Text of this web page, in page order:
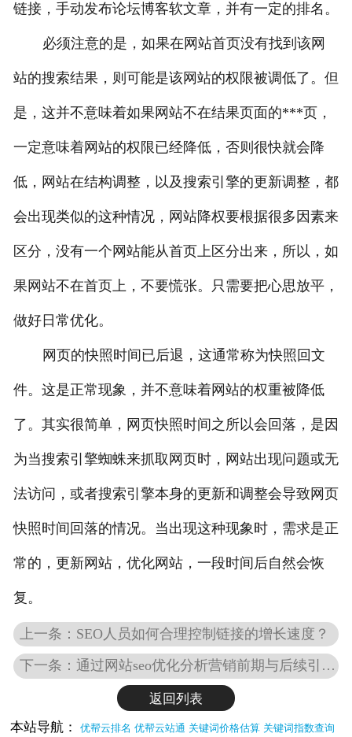
链接，手动发布论坛博客软文章，并有一定的排名。
必须注意的是，如果在网站首页没有找到该网
站的搜索结果，则可能是该网站的权限被调低了。但
是，这并不意味着如果网站不在结果页面的***页，
一定意味着网站的权限已经降低，否则很快就会降
低，网站在结构调整，以及搜索引擎的更新调整，都
会出现类似的这种情况，网站降权要根据很多因素来
区分，没有一个网站能从首页上区分出来，所以，如
果网站不在首页上，不要慌张。只需要把心思放平，
做好日常优化。
网页的快照时间已后退，这通常称为快照回文
件。这是正常现象，并不意味着网站的权重被降低
了。其实很简单，网页快照时间之所以会回落，是因
为当搜索引擎蜘蛛来抓取网页时，网站出现问题或无
法访问，或者搜索引擎本身的更新和调整会导致网页
快照时间回落的情况。当出现这种现象时，需求是正
常的，更新网站，优化网站，一段时间后自然会恢
复。
上一条：SEO人员如何合理控制链接的增长速度？
下一条：通过网站seo优化分析营销前期与后续引流结果
返回列表
本站导航：
优帮云排名 优帮云站通 关键词价格估算 关键词指数查询